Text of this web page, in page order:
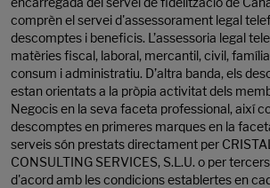
comprèn el servei d'assessorament legal
descomptes i beneficis. L’assessoria legal
matèries fiscal, laboral, mercantil, civil,
consum i administratiu. D’altra banda, els
estan orientats a la pròpia activitat dels
Negocis en la seva faceta professional, així
descomptes en primeres marques en la
serveis són prestats directament per
CONSULTING SERVICES, S.L.U. o per
d'acord amb les condicions establertes en